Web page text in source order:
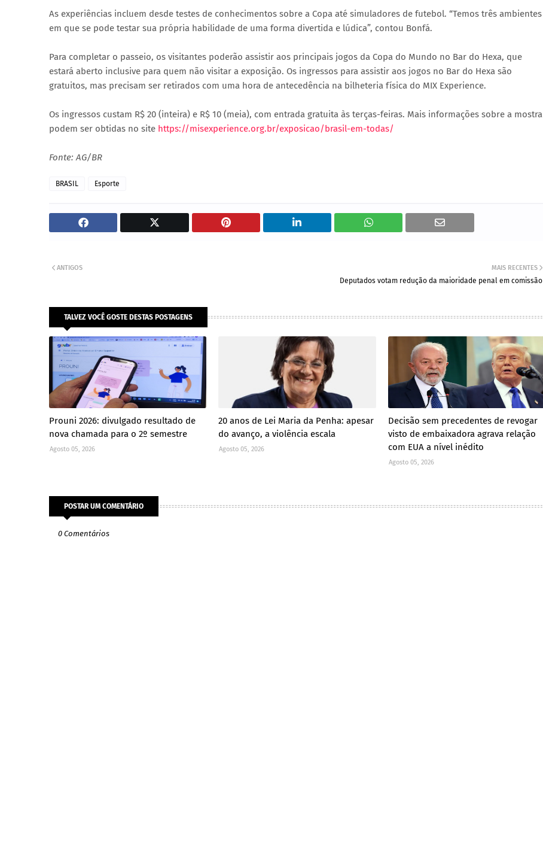
As experiências incluem desde testes de conhecimentos sobre a Copa até simuladores de futebol. “Temos três ambientes
em que se pode testar sua própria habilidade de uma forma divertida e lúdica”, contou Bonfá.
Para completar o passeio, os visitantes poderão assistir aos principais jogos da Copa do Mundo no Bar do Hexa, que
estará aberto inclusive para quem não visitar a exposição. Os ingressos para assistir aos jogos no Bar do Hexa são
gratuitos, mas precisam ser retirados com uma hora de antecedência na bilheteria física do MIX Experience.
Os ingressos custam R$ 20 (inteira) e R$ 10 (meia), com entrada gratuita às terças-feiras. Mais informações sobre a mostra
podem ser obtidas no site https://misexperience.org.br/exposicao/brasil-em-todas/
Fonte: AG/BR
BRASIL Esporte
MAIS RECENTES
Deputados votam redução da maioridade penal em comissão
ANTIGOS
TALVEZ VOCÊ GOSTE DESTAS POSTAGENS
Prouni 2026: divulgado resultado de
nova chamada para o 2º semestre
Agosto 05, 2026
20 anos de Lei Maria da Penha: apesar
do avanço, a violência escala
Agosto 05, 2026
Decisão sem precedentes de revogar
visto de embaixadora agrava relação
com EUA a nível inédito
Agosto 05, 2026
POSTAR UM COMENTÁRIO
0 Comentários